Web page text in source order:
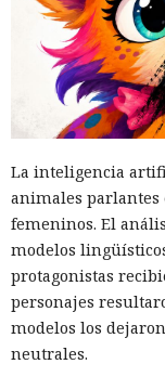
La inteligencia
animales parlantes
femeninos. El
modelos
protagonistas
personajes
modelos los
neutrales.